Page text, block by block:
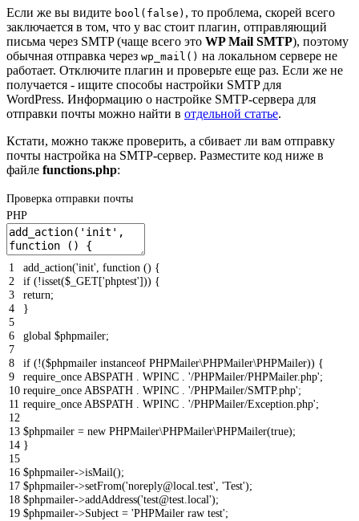
Если же вы видите bool(false) , то проблема, скорей всего
заключается в том, что у вас стоит плагин, отправляющий
письма через SMTP (чаще всего это WP Mail SMTP), поэтому
обычная отправка через wp_mail() на локальном сервере не
работает. Отключите плагин и проверьте еще раз. Если же не
получается - ищите способы настройки SMTP для
WordPress. Информацию о настройке SMTP-сервера для
отправки почты можно найти в отдельной статье.
Кстати, можно также проверить, а сбивает ли вам отправку
почты настройка на SMTP-сервер. Разместите код ниже в
файле functions.php:
Проверка отправки почты
PHP
1
2
3
4
5
6
7
8
9
10
11
12
13
14
15
16
17
18
19
add_action('init' function () {
if (!isset($_GET['phptest'])) {
return;
}
global $phpmailer;
if (!($phpmailer instanceof PHPMailer\PHPMailer\PHPMailer)) {
require_once ABSPATH WPINC '/PHPMailer/PHPMailer.php';
require_once ABSPATH WPINC '/PHPMailer/SMTP.php';
require_once ABSPATH WPINC '/PHPMailer/Exception.php';
$phpmailer = new PHPMailer\PHPMailer\PHPMailer(true);
}
$phpmailer->isMail();
$phpmailer->setFrom('noreply@local.test' 'Test');
$phpmailer->addAddress('test@test.local');
$phpmailer->Subject = 'PHPMailer raw test';